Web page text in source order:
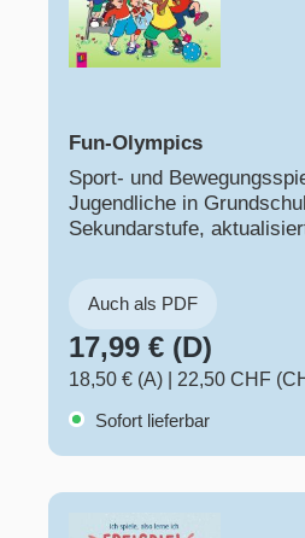
Fun-Olympics
Sport- und
Jugendliche in
Sekundarstufe,
Auch als PDF
17,99 € (D)
18,50 € (A)
22,50 CHF
Sofort lieferbar
Ich spiele, also lerne ich -